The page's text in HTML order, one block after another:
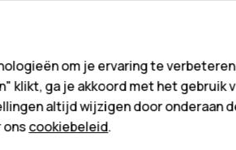
om je ervaring te
klikt, ga je akkoord met het gebruik
altijd wijzigen door onderaan
onscookiebeleid.